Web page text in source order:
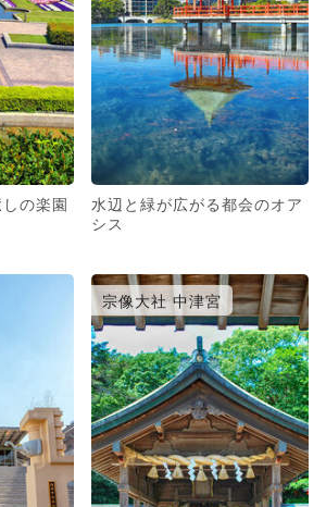
の楽園
水辺と緑が広がる都会のオア
シス
宗像大社 中津宮